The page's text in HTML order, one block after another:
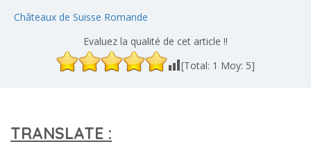
Châteaux de Suisse Romande
Evaluez la qualité de cet article !!
[Total: 1 Moy: 5]
TRANSLATE :